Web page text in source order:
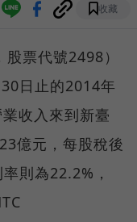
收藏
票代號2498）
日止的2014年
收入來到新臺
億元，每股稅後
則為22.2%，